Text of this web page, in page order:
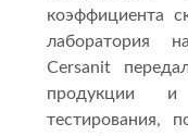
коэффициента
лаборатория
Cersanit
продукции и
тестирования,